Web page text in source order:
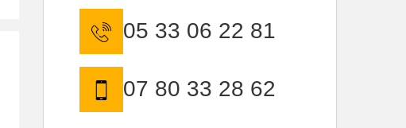
05 33 06 22 81
07 80 33 28 62